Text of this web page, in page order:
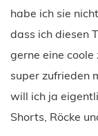
habe ich sie
dass ich diesen
gerne eine
super zufrieden
will ich ja
Shorts, Röcke